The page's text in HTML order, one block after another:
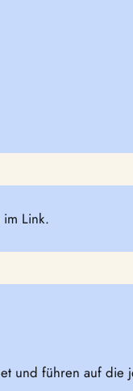
Link.
und führen auf die